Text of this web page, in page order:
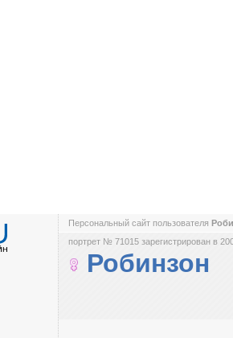
Персональный сайт пользователя
портрет № 71015 зарегистрирован в
Робинзон